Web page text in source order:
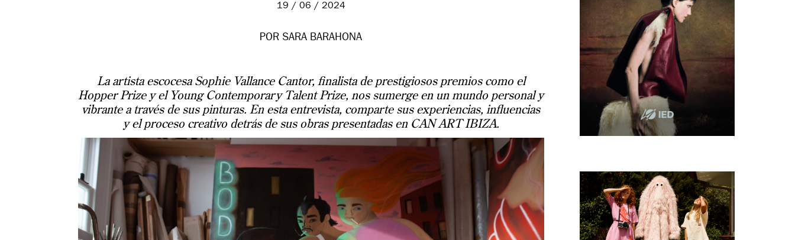
19 / 06 / 2024
POR SARA BARAHONA
La artista escocesa Sophie Vallance Cantor, finalista de prestigiosos premios como el
Hopper Prize y el Young Contemporary Talent Prize, nos sumerge en un mundo personal y
vibrante a través de sus pinturas. En esta entrevista, comparte sus experiencias, influencias
y el proceso creativo detrás de sus obras presentadas en CAN ART IBIZA.